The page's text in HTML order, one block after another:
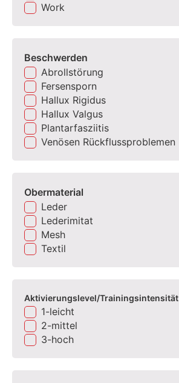
Work
Beschwerden
Abrollstörung
Fersensporn
Hallux Rigidus
Hallux Valgus
Plantarfasziitis
Venösen Rückflussproblemen
Obermaterial
Leder
Lederimitat
Mesh
Textil
Aktivierungslevel/Trainingsintensität
1-leicht
2-mittel
3-hoch